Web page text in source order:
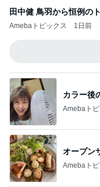
田中健 鳥羽から恒例の
Amebaトピックス 1日前
カラー後
Amebaト
オープン
Amebaト